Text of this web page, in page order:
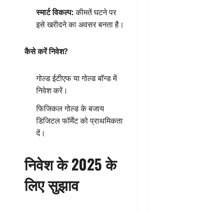
स्मार्ट विकल्प:कीमतें घटने पर
इसे खरीदने का अवसर बनता है।
कैसे करें निवेश?
गोल्ड ईटीएफ या गोल्ड बॉन्ड में
निवेश करें।
फिजिकल गोल्ड के बजाय
डिजिटल फॉर्मेट को प्राथमिकता
दें।
निवेश के 2025 के
लिए सुझाव